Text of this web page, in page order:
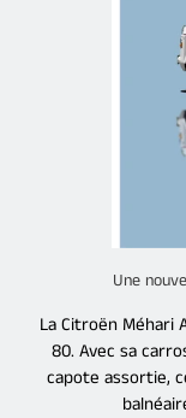
Une
La Citroën Méhari
80. Avec sa
capote assortie,